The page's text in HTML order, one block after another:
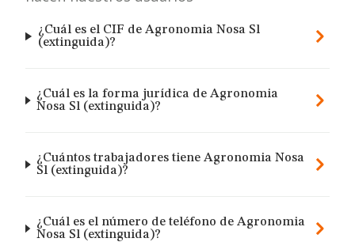
¿Cuál es el CIF de Agronomia Nosa Sl
(extinguida)?
¿Cuál es la forma jurídica de Agronomia
Nosa Sl (extinguida)?
¿Cuántos trabajadores tiene Agronomia Nosa
Sl (extinguida)?
¿Cuál es el número de teléfono de Agronomia
Nosa Sl (extinguida)?